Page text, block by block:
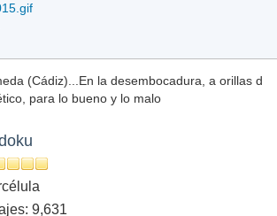
(Cádiz)...En la desembocadura, a orillas d
para lo bueno y lo malo
9,631